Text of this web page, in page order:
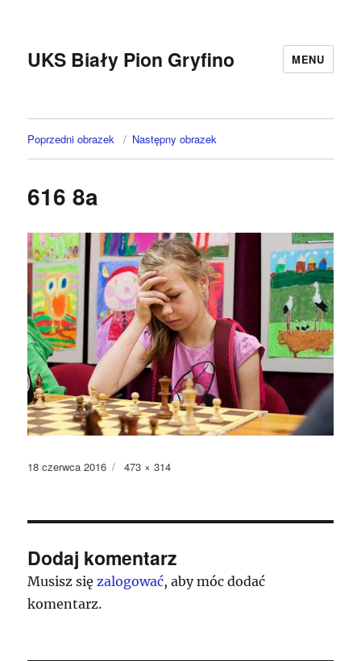
UKS Biały Pion Gryfino MENU
Poprzedni obrazek Następny obrazek
616 8a
Data
18 czerwca 2016
Pełny
473 × 314
Dodaj komentarz
Musisz się zalogować, aby móc dodać
komentarz.